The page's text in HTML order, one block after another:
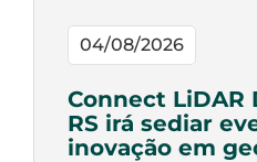
04/08/2026
Connect LiDAR
RS irá sediar
inovação em